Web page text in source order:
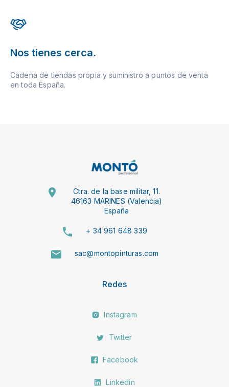
Nos tienes cerca.
Cadena de tiendas propia y suministro a puntos de venta
en toda España.
Ctra. de la base militar, 11.
46163 MARINES (Valencia)
España
+ 34 961 648 339
sac@montopinturas.com
Redes
Instagram
Twitter
Facebook
Linkedin